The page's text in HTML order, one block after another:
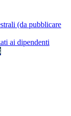
(da pubblicare
ai dipendenti